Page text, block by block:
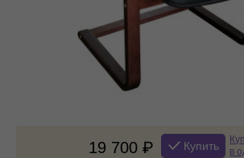
19 700 Купить
в